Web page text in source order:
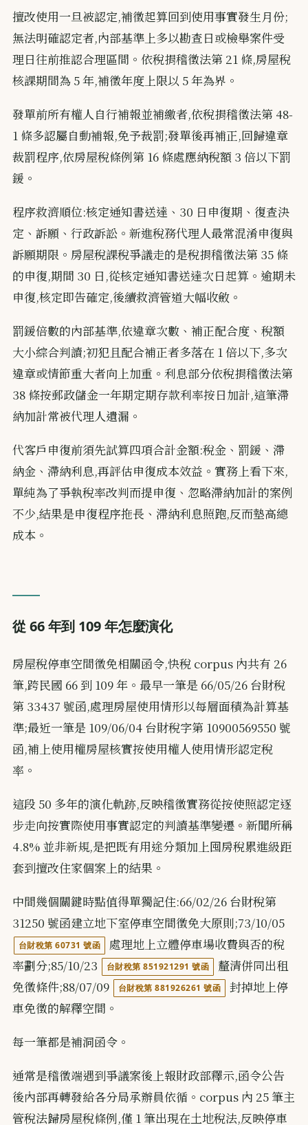
擅改使用一旦被認定,補徵起算回到使用事實發生月份;
無法明確認定者,內部基準上多以勘查日或檢舉案件受
理日往前推認合理區間。依稅捐稽徵法第 21 條,房屋稅
核課期間為 5 年,補徵年度上限以 5 年為界。
發單前所有權人自行補報並補繳者,依稅捐稽徵法第 48-
1 條多認屬自動補報,免予裁罰;發單後再補正,回歸違章
裁罰程序,依房屋稅條例第 16 條處應納稅額 3 倍以下罰
鍰。
程序救濟順位:核定通知書送達、30 日申復期、復查決
定、訴願、行政訴訟。新進稅務代理人最常混淆申復與
訴願期限。房屋稅課稅爭議走的是稅捐稽徵法第 35 條
的申復,期間 30 日,從核定通知書送達次日起算。逾期未
申復,核定即告確定,後續救濟管道大幅收斂。
罰鍰倍數的內部基準,依違章次數、補正配合度、稅額
大小綜合判讀;初犯且配合補正者多落在 1 倍以下,多次
違章或情節重大者向上加重。利息部分依稅捐稽徵法第
38 條按郵政儲金一年期定期存款利率按日加計,這筆滯
納加計常被代理人遺漏。
代客戶申復前須先試算四項合計金額:稅金、罰鍰、滯
納金、滯納利息,再評估申復成本效益。實務上看下來,
單純為了爭執稅率改判而提申復、忽略滯納加計的案例
不少,結果是申復程序拖長、滯納利息照跑,反而墊高總
成本。
從 66 年到 109 年怎麼演化
房屋稅停車空間徵免相關函令,快稅 corpus 內共有 26
筆,跨民國 66 到 109 年。最早一筆是 66/05/26 台財稅
第 33437 號函,處理房屋使用情形以每層面積為計算基
準;最近一筆是 109/06/04 台財稅字第 10900569550 號
函,補上使用權房屋核實按使用權人使用情形認定稅
率。
這段 50 多年的演化軌跡,反映稽徵實務從按使照認定逐
步走向按實際使用事實認定的判讀基準變遷。新聞所稱
4.8% 並非新規,是把既有用途分類加上囤房稅累進級距
套到擅改住家個案上的結果。
中間幾個關鍵時點值得單獨記住:66/02/26 台財稅第
31250 號函建立地下室停車空間徵免大原則;73/10/05
台財稅第 60731 號函
處理地上立體停車場收費與否的稅
率劃分;85/10/23
台財稅第 851921291 號函
釐清併同出租
免徵條件;88/07/09
台財稅第 881926261 號函
封掉地上停
車免徵的解釋空間。
每一筆都是補洞函令。
通常是稽徵端遇到爭議案後上報財政部釋示,函令公告
後內部再轉發給各分局承辦員依循。corpus 內 25 筆主
管稅法歸房屋稅條例,僅 1 筆出現在土地稅法,反映停車